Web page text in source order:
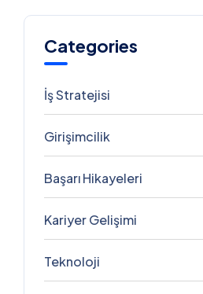
Categories
İş Stratejisi
Girişimcilik
Başarı Hikayeleri
Kariyer Gelişimi
Teknoloji